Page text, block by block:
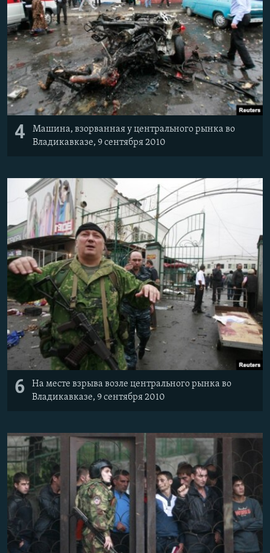
4
Машина, взорванная у центрального рынка во
Владикавказе, 9 сентября 2010
6
На месте взрыва возле центрального рынка во
Владикавказе, 9 сентября 2010